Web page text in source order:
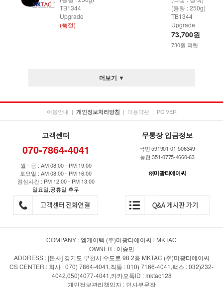
TB1344
Upgrade
(품절)
(용량 : 250g)
TB1344
Upgrade
73,700원
730원 적립
더보기 ▼
이용안내 | 개인정보처리방침 | 이용약관 | PC VER
고객센터
070-7864-4041
월 - 금 : AM 08:00 - PM 19:00
토요일 : AM 08:00 - PM 16:00
점심시간 : PM 12:00 - PM 13:00
일요일,공휴일 휴무
무통장 입금정보
국민 591901-01-506349
농협 351-0775-4660-63
㈜미광티에이씨
COMPANY : 엠케이텍 (주)미광티에이씨 l MKTAC
OWNER : 이승민
ADDRESS : [본사] 경기도 부천시 수도로 98 2층 MKTAC (주)미광티에이씨
CS CENTER : 회사 : 070) 7864-4041,직통 : 010) 7166-4041,팩스 : 032)232-
4042,050)4077-4041,카카오톡ID : mktac128
개인정보관리책임자 : 인사부문장